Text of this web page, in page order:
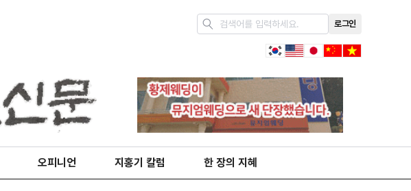
로그인
오피니언 지홍기 칼럼 한 장의 지혜